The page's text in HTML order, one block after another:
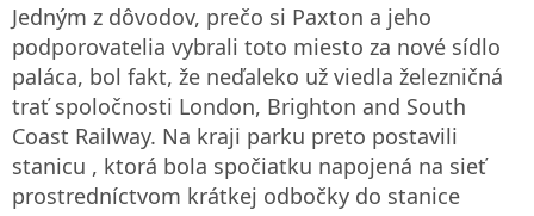
Jedným z dôvodov, prečo si Paxton a jeho
podporovatelia vybrali toto miesto za nové sídlo
paláca, bol fakt, že neďaleko už viedla železničná
trať spoločnosti London, Brighton and South
Coast Railway. Na kraji parku preto postavili
stanicu , ktorá bola spočiatku napojená na sieť
prostredníctvom krátkej odbočky do stanice